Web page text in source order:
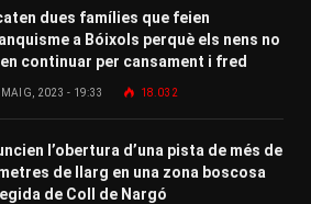
dues famílies que feien
a Bóixols perquè els nens no
continuar per cansament i fred
MAIG, 2023 - 19:33 18.032
l’obertura d’una pista de més de
de llarg en una zona boscosa
de Coll de Nargó